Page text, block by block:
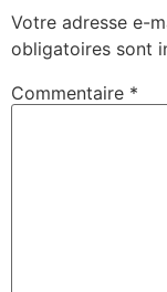
Votre adresse e-
obligatoires sont
Commentaire *